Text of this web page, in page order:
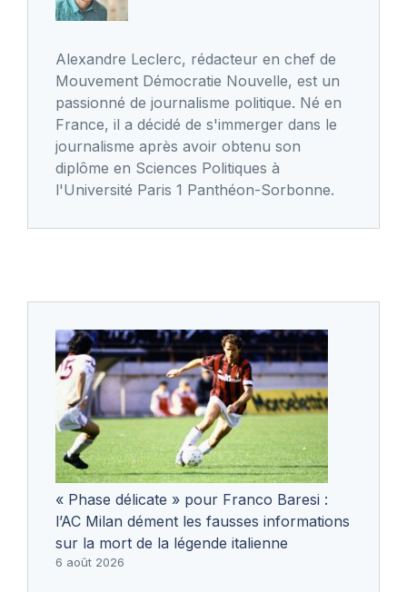
Alexandre Leclerc, rédacteur en chef de
Mouvement Démocratie Nouvelle, est un
passionné de journalisme politique. Né en
France, il a décidé de s'immerger dans le
journalisme après avoir obtenu son
diplôme en Sciences Politiques à
l'Université Paris 1 Panthéon-Sorbonne.
« Phase délicate » pour Franco Baresi :
l’AC Milan dément les fausses informations
sur la mort de la légende italienne
6 août 2026